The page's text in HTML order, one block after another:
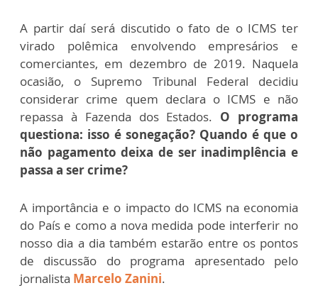
A partir daí será discutido o fato de o ICMS ter
virado polêmica envolvendo empresários e
comerciantes, em dezembro de 2019. Naquela
ocasião, o Supremo Tribunal Federal decidiu
considerar crime quem declara o ICMS e não
repassa à Fazenda dos Estados. O programa
questiona: isso é sonegação? Quando é que o
não pagamento deixa de ser inadimplência e
passa a ser crime?
A importância e o impacto do ICMS na economia
do País e como a nova medida pode interferir no
nosso dia a dia também estarão entre os pontos
de discussão do programa apresentado pelo
jornalista Marcelo Zanini.